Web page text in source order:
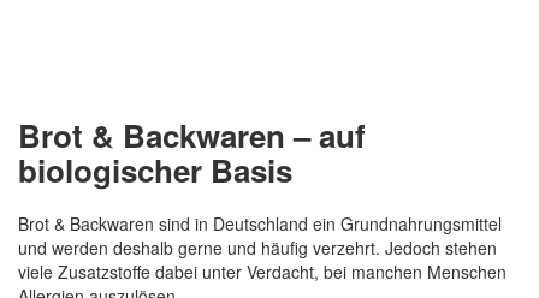
Brot & Backwaren – auf
biologischer Basis
Brot & Backwaren sind in Deutschland ein Grundnahrungsmittel
und werden deshalb gerne und häufig verzehrt. Jedoch stehen
viele Zusatzstoffe dabei unter Verdacht, bei manchen Menschen